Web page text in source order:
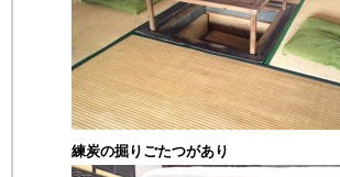
練炭の掘りごたつがあり